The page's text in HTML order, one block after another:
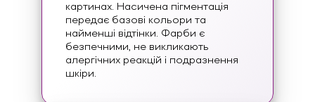
картинах. Насичена пігментація
передає базові кольори та
найменші відтінки. Фарби є
безпечними, не викликають
алергічних реакцій і подразнення
шкіри.